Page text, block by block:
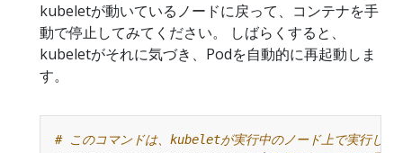
kubeletが動いているノードに戻って、コンテナを手
動で停止してみてください。 しばらくすると、
kubeletがそれに気づき、Podを自動的に再起動しま
す。
# このコマンドは、kubeletが実行中のノード上で実行して